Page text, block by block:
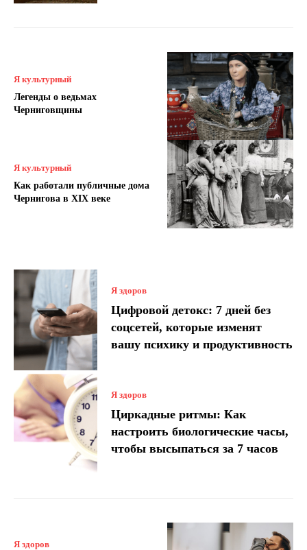
Я культурный
Легенды о ведьмах
Черниговщины
Я культурный
Как работали публичные дома
Чернигова в XIX веке
Я здоров
Цифровой детокс: 7 дней без
соцсетей, которые изменят
вашу психику и продуктивность
Я здоров
Циркадные ритмы: Как
настроить биологические часы,
чтобы высыпаться за 7 часов
Я здоров